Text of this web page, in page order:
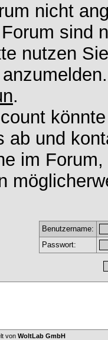
nicht
sind
nutzen
.
ab und
im
Benutzername:
Passwort:
von WoltLab GmbH